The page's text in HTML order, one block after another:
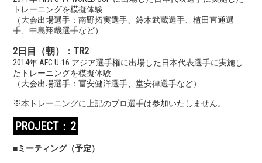
トレーニングを模擬体験
（大会出場選手：南野拓実選手、鈴木武蔵選手、植田直通選
手、中島翔哉選手など）
2日目（朝）：TR2
2014年 AFC U-16 アジア選手権に出場した日本代表選手に実施し
たトレーニングを模擬体験
（大会出場選手：冨安健洋選手、堂安律選手など）
※本トレーニングに上記のプロ選手は参加いたしません。
PROJECT：2
■ミーティング（予定）